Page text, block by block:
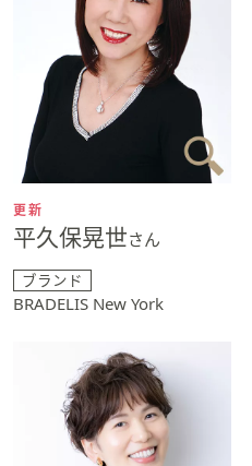
更新
平久保晃世さん
ブランド
BRADELIS New York